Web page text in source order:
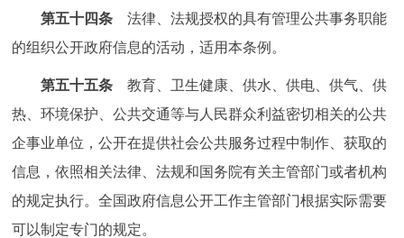
第五十四条 法律、法规授权的具有管理公共事务职能
的组织公开政府信息的活动，适用本条例。
第五十五条 教育、卫生健康、供水、供电、供气、供
热、环境保护、公共交通等与人民群众利益密切相关的公共
企事业单位，公开在提供社会公共服务过程中制作、获取的
信息，依照相关法律、法规和国务院有关主管部门或者机构
的规定执行。全国政府信息公开工作主管部门根据实际需要
可以制定专门的规定。